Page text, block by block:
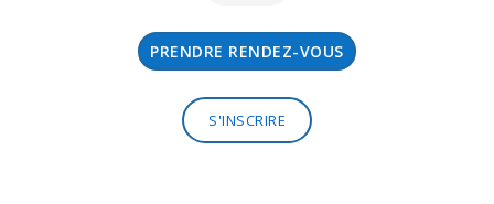
PRENDRE RENDEZ-VOUS
S'INSCRIRE